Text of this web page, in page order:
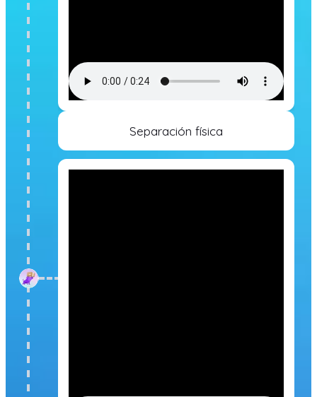
Separación física